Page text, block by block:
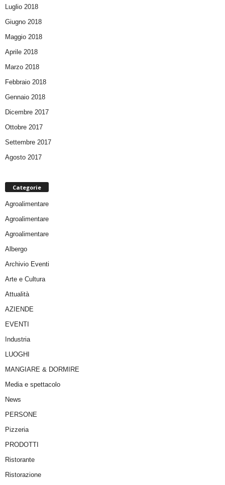
Luglio 2018
Giugno 2018
Maggio 2018
Aprile 2018
Marzo 2018
Febbraio 2018
Gennaio 2018
Dicembre 2017
Ottobre 2017
Settembre 2017
Agosto 2017
Categorie
Agroalimentare
Agroalimentare
Agroalimentare
Albergo
Archivio Eventi
Arte e Cultura
Attualità
AZIENDE
EVENTI
Industria
LUOGHI
MANGIARE & DORMIRE
Media e spettacolo
News
PERSONE
Pizzeria
PRODOTTI
Ristorante
Ristorazione